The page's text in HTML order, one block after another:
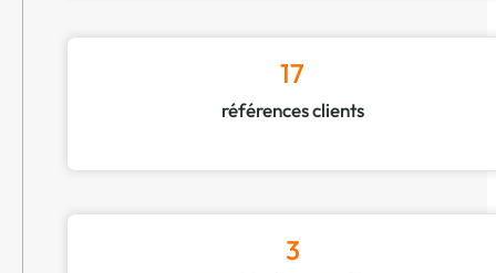
17
références clients
3